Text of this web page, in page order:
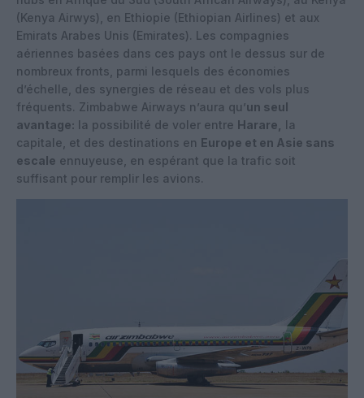
(Kenya Airwys), en Ethiopie (Ethiopian Airlines) et aux
Emirats Arabes Unis (Emirates). Les compagnies
aériennes basées dans ces pays ont le dessus sur de
nombreux fronts, parmi lesquels des économies
d’échelle, des synergies de réseau et des vols plus
fréquents. Zimbabwe Airways n’aura qu’un seul
avantage: la possibilité de voler entre Harare,
la
capitale, et des destinations en Europe et en Asie sans
escale ennuyeuse, en espérant que la trafic soit
suffisant pour remplir les avions.